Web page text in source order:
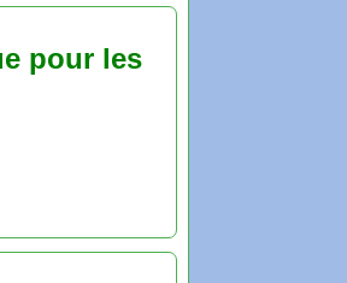
pour les